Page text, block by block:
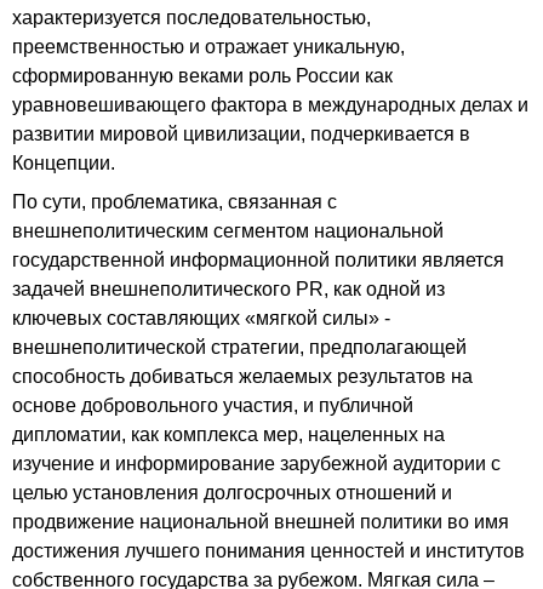
характеризуется последовательностью,
преемственностью и отражает уникальную,
сформированную веками роль России как
уравновешивающего фактора в международных делах и
развитии мировой цивилизации, подчеркивается в
Концепции.
По сути, проблематика, связанная с
внешнеполитическим сегментом национальной
государственной информационной политики является
задачей внешнеполитического PR, как одной из
ключевых составляющих «мягкой силы» -
внешнеполитической стратегии, предполагающей
способность добиваться желаемых результатов на
основе добровольного участия, и публичной
дипломатии, как комплекса мер, нацеленных на
изучение и информирование зарубежной аудитории с
целью установления долгосрочных отношений и
продвижение национальной внешней политики во имя
достижения лучшего понимания ценностей и институтов
собственного государства за рубежом. Мягкая сила –